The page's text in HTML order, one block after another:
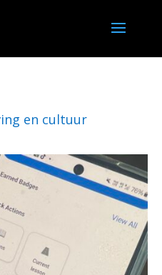
en cultuur